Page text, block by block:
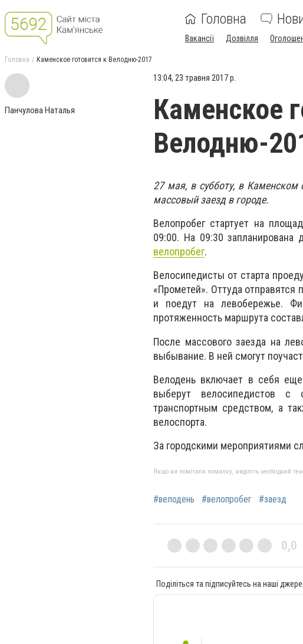
Головна
Вакансії Дозвілля
Головна Каменское готовится к Велодню-2017
Панчулова Наталья
13:04, 23 травня 2017 р.
Каменское
Велодню-
27 мая, в субботу, в Каменском
массовый заезд в городе.
Велопробег стартует на
09:00. На 09:30 запланирована
велопробег.
Велосипедисты от старта
«Прометей». Оттуда отправятся
и поедут на левобережье.
протяженность маршрута
После массового заезда на
выбывание. В ней смогут
Велодень включает в себя
выберут велосипедистов
транспортным средством, а
велоспорта.
За городскими мероприятиями
Якщо ви помітили помилку, виділіть необхідний
#велодень #велопробег #заезд
0,0
Поділіться та підписуйтесь на наші